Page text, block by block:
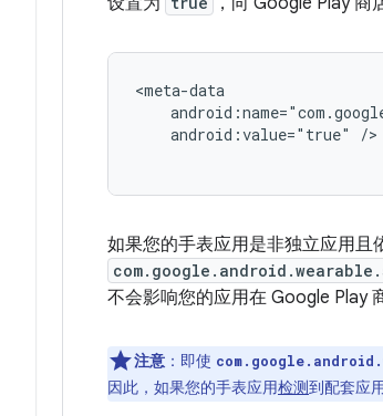
android:value="true"
/>
如果您的手表应用是非独立应用且
不会影响您的应用在 Google Play
注意 ：即使
因此，如果您的手表应用检测到配套应